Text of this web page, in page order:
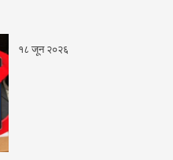
१८ जून २०२६